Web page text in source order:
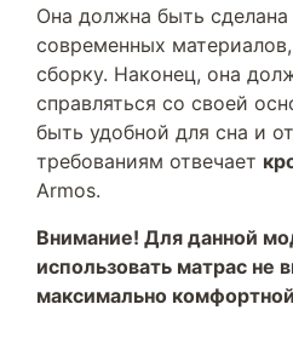
Она должна быть сделана
современных
сборку. Наконец, она
справляться со своей
быть удобной для сна и
требованиям отвечает
Armos.
Внимание! Для данной
использовать матрас не
максимально